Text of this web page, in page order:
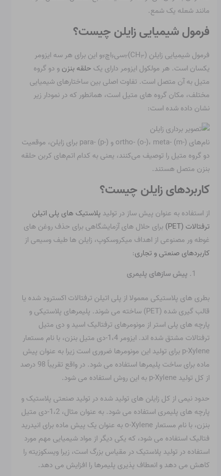
مانند شعله یک شمع.
فرمول شیمیایی زایلن چیست؟
فرمول شیمیایی زایلن (CH۳ )۲سی۶اچ۴و این برای هر سه ایزومر
یکسان است. هر مولکول ایزومر دارای یک حلقه بنزن و دو گروه
متیل به آن متصل است. تفاوت اصلی بین ساختارهای شیمیایی
مختلف، مکان گروه های متیل است، همانطور که در نمودار زیر
نشان داده شده است:
نام‌های ortho- (o-)، meta- (m-) و para- (p-) برای زایلن، موقعیت
دو گروه متیل را توصیف می‌کنند، یعنی به کدام اتم‌های کربن حلقه
بنزن متصل هستند.
کاربردهای زایلن چیست؟
از استفاده به عنوان پیش ساز در تولید پلاستیک های پلی اتیلن
ترفتالات (PET)
برای حلال های آزمایشگاهی برای حذف روغن های
غوطه ور مصنوعی از اهداف میکروسکوپ، زایلن ها طیف وسیعی از
کاربردهای صنعتی و تجاری:
پیش سازهای پلیمری
بطری های پلاستیکی معمولا از پلی اتیلن ترفتالات اکسترود شده یا
قالب گیری شده (PET) ساخته می شوند. پلیمرهای پلاستیکی و
پارچه های پلی استر از مونومرهای ترفتالیک اسید و دی متیل
ترفتالات مشتق شده اند. ایزومر 1،4-دی متیل بنزن، با نام مستعار
p-Xylene برای تولید این مونومرها ضروری است زیرا به عنوان پیش
ماده برای ساخت پلیمرها استفاده می شود. در واقع تقریباً 98 درصد
از کل تولید p-Xylene به این روش استفاده می شود.
حدود نیمی از کل زایلن های تولید شده در تولید صنعتی پلاستیک و
پارچه های پلیمری استفاده می شود. به عنوان مثال، 1،2-دی متیل
بنزن، با نام مستعار o-Xylene به عنوان یک پیش ماده برای انیدرید
فتالیک استفاده می شود، که یکی دیگر از مواد شیمیایی مهم مورد
استفاده در تولید پلاستیک در مقیاس بزرگ است، زیرا ویسکوزیته را
کاهش می دهد و انعطاف پذیری پلیمرها را افزایش می دهد.